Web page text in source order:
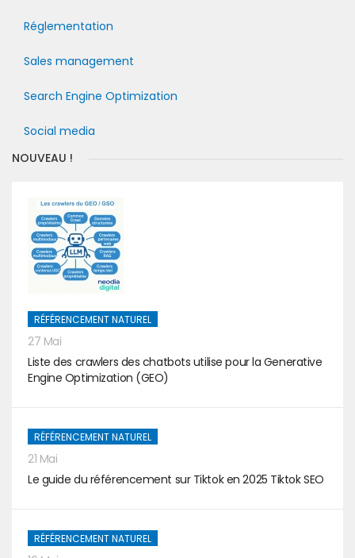
Réglementation
Sales management
Search Engine Optimization
Social media
NOUVEAU !
RÉFÉRENCEMENT NATUREL
27 Mai
Liste des crawlers des chatbots utilise pour la Generative
Engine Optimization (GEO)
RÉFÉRENCEMENT NATUREL
21 Mai
Le guide du référencement sur Tiktok en 2025 Tiktok SEO
RÉFÉRENCEMENT NATUREL